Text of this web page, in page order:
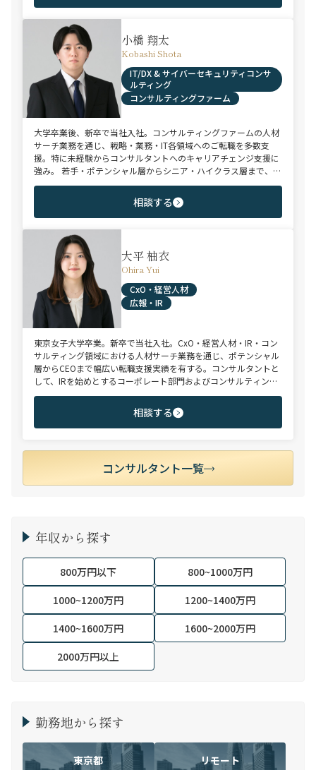
小橋 翔太
Kobashi Shota
IT/DX & サイバーセキュリティコンサ
ルティング
コンサルティングファーム
大学卒業後、新卒で当社入社。コンサルティングファームの人材
サーチ業務を通じ、戦略・業務・IT各領域へのご転職を多数支
援。特に未経験からコンサルタントへのキャリアチェンジ支援に
強み。 若手・ポテンシャル層からシニア・ハイクラス層まで、候
補者様のご志向と市場動向を踏まえ最適なキャリアをご提案させ
相談する
大平 柚衣
Ohira Yui
CxO・経営人材
広報・IR
東京女子大学卒業。新卒で当社入社。CxO・経営人材・IR・コン
サルティング領域における人材サーチ業務を通じ、ポテンシャル
層からCEOまで幅広い転職支援実績を有する。コンサルタントと
して、IRを始めとするコーポレート部門およびコンサルティング
ファーム領域を中心に担当。未経験・ポテンシャル層からミド
ル・ハイクラス層まで、年代・職階を問わず幅広くご支援可能。
相談する
コンサルタント一覧
年収から探す
800万円以下
800~1000万円
1000~1200万円
1200~1400万円
1400~1600万円
1600~2000万円
2000万円以上
勤務地から探す
東京都 リモート